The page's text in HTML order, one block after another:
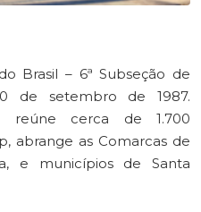
Brasil – 6ª Subseção de
de setembro de 1987.
reúne cerca de 1.700
abrange as Comarcas de
e municípios de Santa